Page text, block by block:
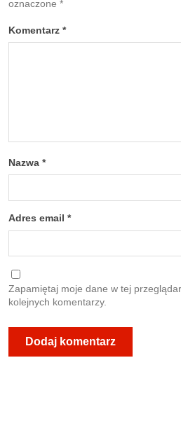
oznaczone *
Komentarz *
Nazwa *
Adres email *
Zapamiętaj moje dane w tej
kolejnych komentarzy.